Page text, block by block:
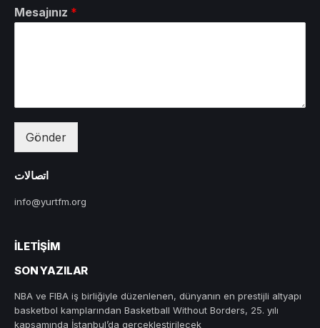
Mesajınız *
Gönder
اتصالات
info@yurtfm.org
İLETIŞIM
SON YAZILAR
NBA ve FIBA iş birliğiyle düzenlenen, dünyanın en prestijli altyapı
basketbol kamplarından Basketball Without Borders, 25. yılı
kapsamında İstanbul’da gerçekleştirilecek